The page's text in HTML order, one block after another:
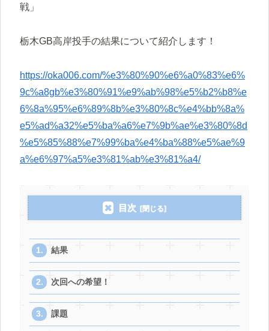
戦」
栃木GB高岸投手の結果について紹介します！
https://oka006.com/%e3%80%90%e6%a0%83%e6%
9c%a8gb%e3%80%91%e9%ab%98%e5%b2%b8%e
6%8a%95%e6%89%8b%e3%80%8c%e4%bb%8a%
e5%ad%a32%e5%ba%a6%e7%9b%ae%e3%80%8d
%e5%85%88%e7%99%ba%e4%ba%88%e5%ae%9
a%e6%97%a5%e3%81%ab%e3%81%a4/
目次
結果
次回への希望！
課題